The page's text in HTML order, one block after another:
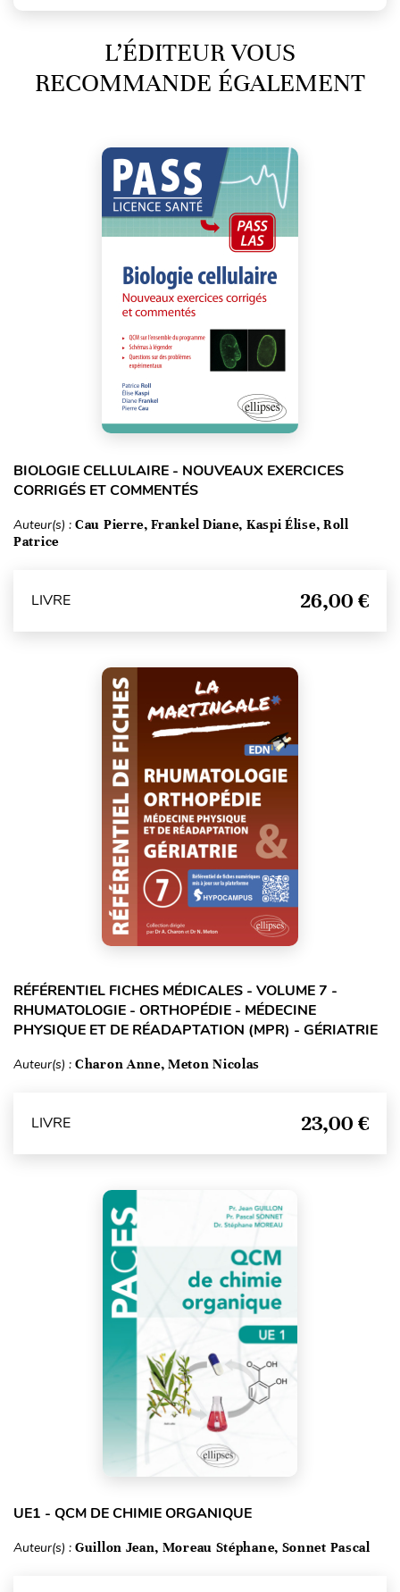
L’ÉDITEUR VOUS
RECOMMANDE ÉGALEMENT
BIOLOGIE CELLULAIRE - NOUVEAUX EXERCICES
CORRIGÉS ET COMMENTÉS
Auteur(s) : Cau Pierre, Frankel Diane, Kaspi Élise, Roll
Patrice
LIVRE 26,00 €
RÉFÉRENTIEL FICHES MÉDICALES - VOLUME 7 -
RHUMATOLOGIE - ORTHOPÉDIE - MÉDECINE
PHYSIQUE ET DE RÉADAPTATION (MPR) - GÉRIATRIE
Auteur(s) : Charon Anne, Meton Nicolas
LIVRE 23,00 €
UE1 - QCM DE CHIMIE ORGANIQUE
Auteur(s) : Guillon Jean, Moreau Stéphane, Sonnet Pascal